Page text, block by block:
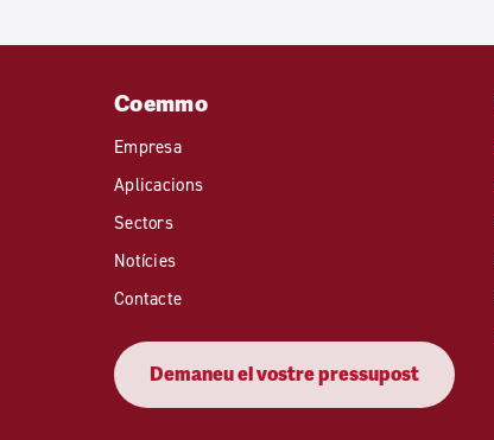
Coemmo
Empresa
Aplicacions
Sectors
Notícies
Contacte
Demaneu el vostre pressupost